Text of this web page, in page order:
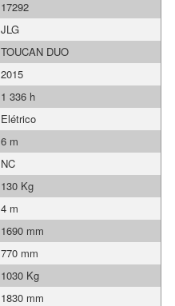
17292
JLG
TOUCAN DUO
2015
1 336 h
Elétrico
6 m
NC
130 Kg
4 m
1690 mm
770 mm
1030 Kg
1830 mm